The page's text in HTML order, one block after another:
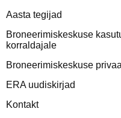
Aasta tegijad
Broneerimiskeskuse
korraldajale
Broneerimiskeskuse
ERA uudiskirjad
Kontakt